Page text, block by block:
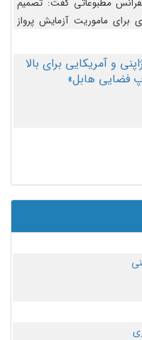
مطبوعاتی گفت: تصمیم
برای ماموریت آزمایش پرواز
و آمریکایی برای بالا
فضایی هابل»